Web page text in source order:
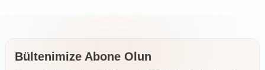
Öğütülmüş
Bültenimize Abone Olun